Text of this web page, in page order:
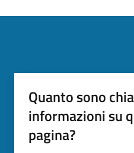
Quanto sono
informazioni su
pagina?